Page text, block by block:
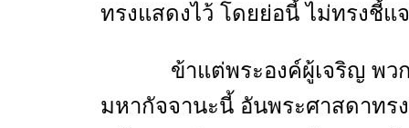
ทรงแสดงไว้ โดยย่อนี้ ไม่ทรงชี้แ
ข้าแต่พระองค์ผู้เจริญ พวกข้
มหากัจจานะนี้ อันพระศาสดาทร